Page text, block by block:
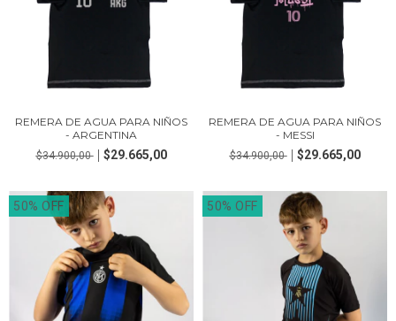
REMERA DE AGUA PARA NIÑOS
- ARGENTINA
$34.900,00 $29.665,00
REMERA DE AGUA PARA NIÑOS
- MESSI
$34.900,00 $29.665,00
50% OFF 50% OFF